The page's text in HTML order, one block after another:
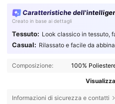
Caratteristiche
Creato in base ai dettagli
Tessuto: Look classico in tessuto,
Casual: Rilassato e facile da
Composizione: 100%
Informazioni di sicurezza e contatti